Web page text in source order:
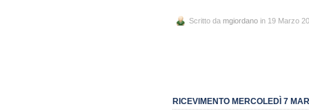
Scritto da mgiordano in 19 Marzo
RICEVIMENTO MERCOLEDÌ 7